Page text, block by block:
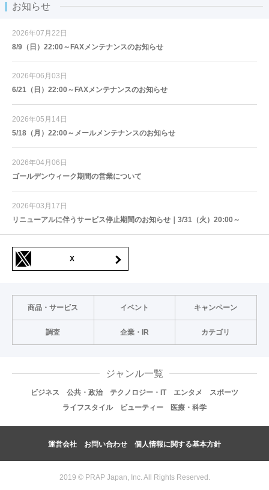
お知らせ
2026年07月22日
8/9（日）22:00～FAXメンテナンスのお知らせ
2026年06月03日
6/21（日）22:00～FAXメンテナンスのお知らせ
2026年05月14日
5/18（月）22:00～メールメンテナンスのお知らせ
2026年04月06日
ゴールデンウィーク期間の営業について
2026年03月17日
リニューアルに伴うサービス停止期間のお知らせ｜3/31（火）20:00～
X
商品・サービス イベント キャンペーン
調査 企業・IR カテゴリ
ジャンル一覧
ビジネス 公共・政治 テクノロジー・IT エンタメ
スポーツ
ライフスタイル
ビューティー 医療・科学
運営会社 お問い合わせ 個人情報に関する基本方針
2019 © PRAP Japan, Inc. All Rights Reserved.